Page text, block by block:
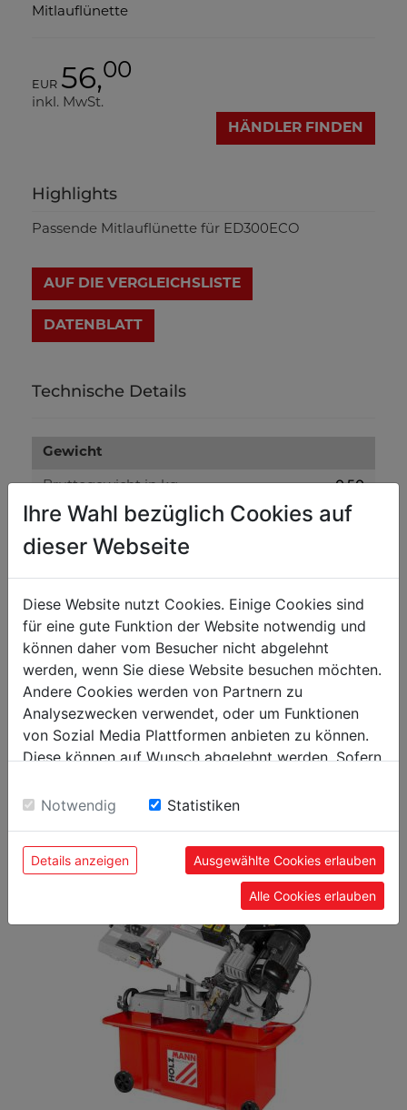
Mitlauflünette
EUR 56,00
inkl. MwSt.
HÄNDLER FINDEN
Highlights
Passende Mitlauflünette für ED300ECO
AUF DIE VERGLEICHSLISTE
DATENBLATT
Technische Details
Gewicht
Bruttogewicht in kg 0.50
Nettogewicht in kg 0.40
Verpackungsbreite in mm 300
Verpackungslänge in mm 300
Verpackungshöhe in mm 100
Allgemeine Daten
EAN Code 9120058377501
BELIEBTE PRODUKTE
Ihre Wahl bezüglich Cookies auf
dieser Webseite
Diese Website nutzt Cookies. Einige Cookies sind
für eine gute Funktion der Website notwendig und
können daher vom Besucher nicht abgelehnt
werden, wenn Sie diese Website besuchen möchten.
Andere Cookies werden von Partnern zu
Analysezwecken verwendet, oder um Funktionen
von Sozial Media Plattformen anbieten zu können.
Diese können auf Wunsch abgelehnt werden. Sofern
Einwilligung zu unseren Cookies.
Notwendig Statistiken
Details anzeigen Ausgewählte Cookies erlauben
Alle Cookies erlauben